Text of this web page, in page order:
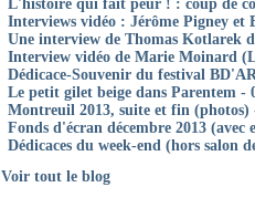
L'histoire qui fait peur ! : coup de
Interviews vidéo : Jérôme Pigney et
Une interview de Thomas Kotlarek
Interview vidéo de Marie Moinard
Dédicace-Souvenir du festival
Le petit gilet beige dans Parentem -
Montreuil 2013, suite et fin (photos)
Fonds d'écran décembre 2013 (avec
Dédicaces du week-end (hors salon
Voir tout le blog